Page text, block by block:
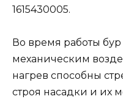
1615430005.
Во время работы
механическим
нагрев способны
строя насадки и их